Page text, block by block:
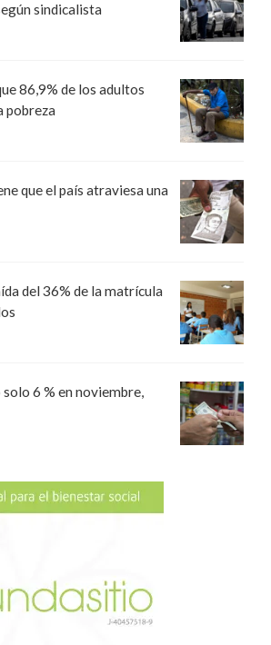
sindicalista
86,9% de los adultos
pobreza
que el país atraviesa una
del 36% de la matrícula
6 % en noviembre,